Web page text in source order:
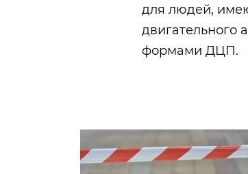
для людей,
двигательного
формами ДЦП.